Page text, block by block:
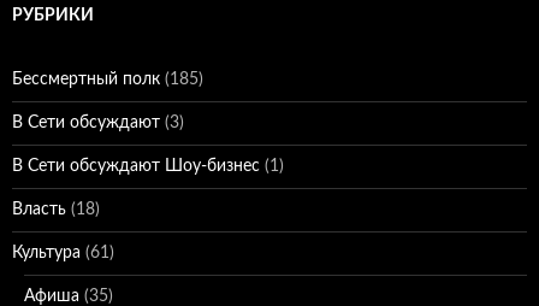
РУБРИКИ
Бессмертный полк (185)
В Сети обсуждают (3)
В Сети обсуждают Шоу-бизнес (1)
Власть (18)
Культура (61)
Афиша (35)